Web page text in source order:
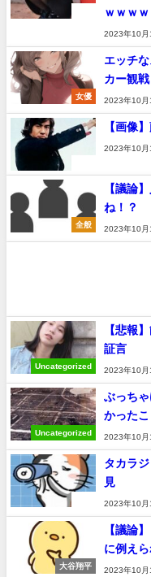
ｗｗｗｗ
2023年10月
女優
エッチ
カー観戦
2023年10月
【画像
2023年10月
全般
【議論
ね！？
2023年10月
Uncategorized
【悲報
証言
2023年10月
Uncategorized
ぶっち
かった
2023年10月
タカラ
見
2023年10月
大谷翔平
【議論
に例え
2023年10月